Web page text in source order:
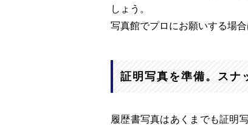
しょう。
写真館でプロにお願いする場
証明写真を準備。スナ
履歴書写真はあくまでも証明